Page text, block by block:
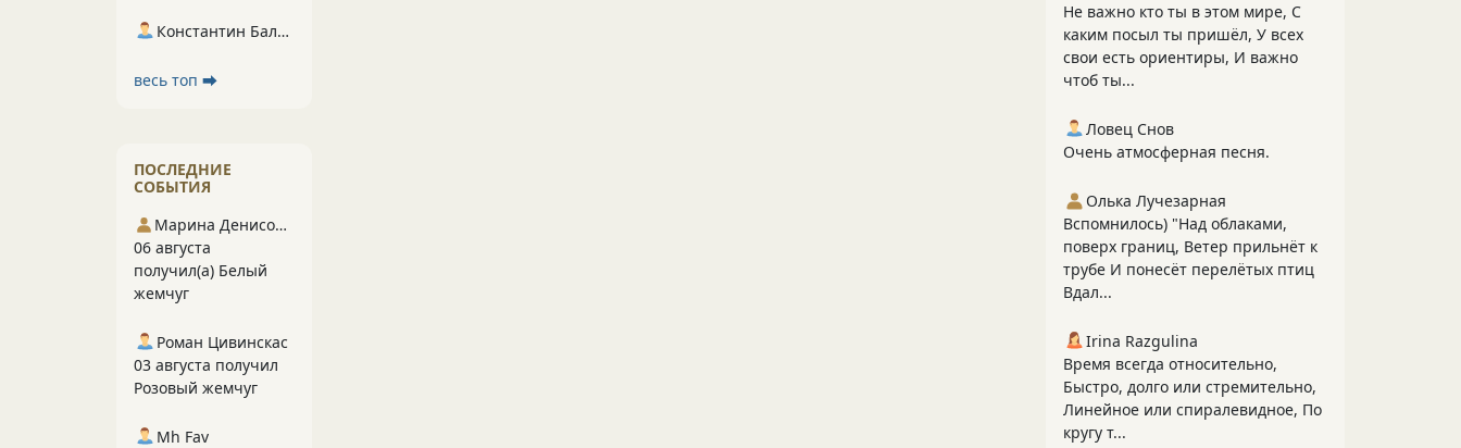
Не важно кто ты в этом мире, С
каким посыл ты пришёл, У всех
свои есть ориентиры, И важно
чтоб ты...
Ловец Снов
Очень атмосферная песня.
Олька Лучезарная
Вспомнилось) "Над облаками,
поверх границ, Ветер прильнёт к
трубе И понесёт перелётых птиц
Вдал...
Irina Razgulina
Время всегда относительно,
Быстро, долго или стремительно,
Линейное или спиралевидное, По
кругу т...
Константин Балухта
весь топ ⮕
ПОСЛЕДНИЕ
СОБЫТИЯ
Марина Денисова 5
06 августа
получил(а) Белый
жемчуг
Роман Цивинскас
03 августа получил
Розовый жемчуг
Mh Fav